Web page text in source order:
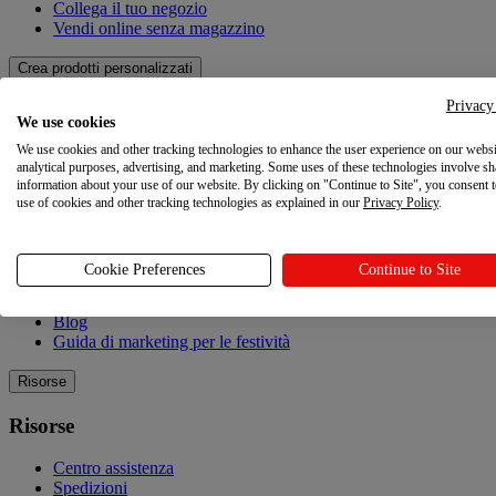
Collega il tuo negozio
Vendi online senza magazzino
Crea prodotti personalizzati
Crea prodotti personalizzati
Catalogo dei prodotti
Design Maker
Qualità
Esplorare
Blog
Guida di marketing per le festività
Risorse
Risorse
Centro assistenza
Spedizioni
We use cookies
We use cookies and other tracking technologies to enhance the user experience on our
analytical purposes, advertising, and marketing. Some uses of these technologies involve
information about your use of our website. By clicking on "Continue to Site", you consent
use of cookies and other tracking technologies as explained in our Privacy Policy.
Cookie Preferences Continue to Site